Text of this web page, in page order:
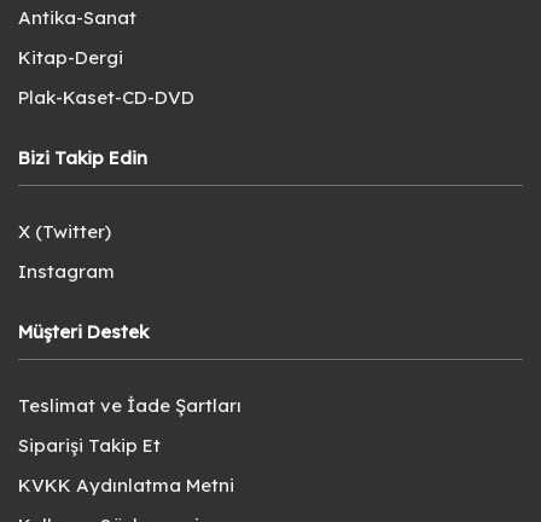
Antika-Sanat
Kitap-Dergi
Plak-Kaset-CD-DVD
Bizi Takip Edin
X (Twitter)
Instagram
Müşteri Destek
Teslimat ve İade Şartları
Siparişi Takip Et
KVKK Aydınlatma Metni